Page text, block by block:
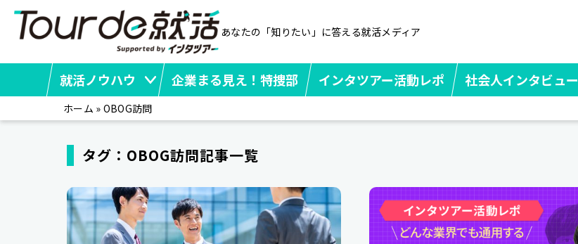
あなたの「知りたい」に答える就活メディア
就活ノウハウ 企業まる見え！特捜部 インタツアー活動レポ 社会人インタビュー
ホーム » OBOG訪問
タグ：OBOG訪問記事一覧